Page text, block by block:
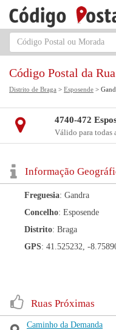
Código Postal da
Distrito de Braga > Esposende >
4740-472
Válido para todas
Informação
Freguesia: Gandra
Concelho: Esposende
Distrito: Braga
GPS: 41.525232, -
Ruas Próximas
Caminho da Demanda